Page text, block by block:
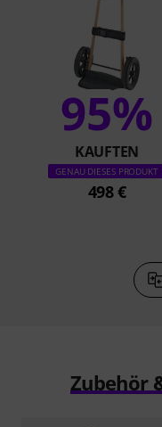
95%
KAUFTEN
GENAU DIESES PRODUKT
498 €
Zubehör